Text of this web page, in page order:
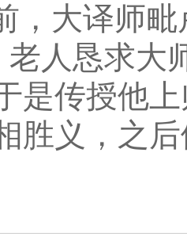
，大译师
老人恳求
是传授他
胜义，之